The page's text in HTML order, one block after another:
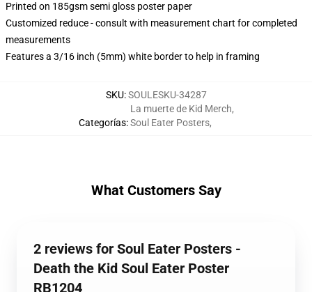
Printed on 185gsm semi gloss poster paper
Customized reduce - consult with measurement chart for completed
measurements
Features a 3/16 inch (5mm) white border to help in framing
SKU:SOULESKU-34287
Categorías:
La muerte de Kid Merch,
Soul Eater Posters,
What Customers Say
2 reviews for Soul Eater Posters -
Death the Kid Soul Eater Poster
RB1204